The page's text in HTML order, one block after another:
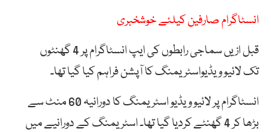
انسٹاگرام صارفین کیلئے خوشخبری
قبل ازیں سماجی رابطوں کی ایپ انسٹاگرام پر 4 گھنٹوں
تک لائیو ویڈیواسٹریمنگ کا آپشن فراہم کیا گیا تھا۔
انسٹاگرام پر لائیو ویڈیو اسٹریمنگ کا دورانیہ 60 منٹ سے
بڑھا کر 4 گھنٹے کردیا گیا تھا۔ اسٹریمنگ کے دورانیے میں